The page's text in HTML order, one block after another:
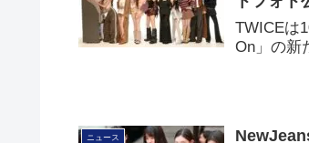
トフォト
TWICEは
On」の新